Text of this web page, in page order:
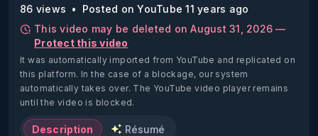
86 views
Posted on YouTube 11 years ago
This video may be deleted on August 31, 2026 —
Protect this video
It was automatically imported from YouTube and replicated on
this platform. In the case of a blockage, our system
automatically takes over. The YouTube video player remains
until the video is blocked.
Description Résumé